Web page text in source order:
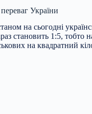
України
на сьогодні
становить 1:5, тобто
на квадратний